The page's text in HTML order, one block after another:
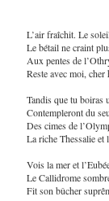
L’air fraîchit. Le
Le bétail ne craint
Aux pentes de
Reste avec moi,
Tandis que tu boiras
Contempleront du
Des cimes de
La riche Thessalie et
Vois la mer et
Le Callidrome
Fit son bûcher